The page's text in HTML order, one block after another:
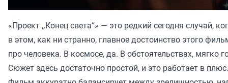
«Проект „Конец света“» — это редкий сегодня случай,
в этом, как ни странно, главное достоинство этого
про человека. В космосе, да. В обстоятельствах, мягко
Сюжет здесь достаточно простой, и это работает в